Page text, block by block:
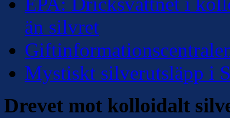
än silvret
Mystiskt silverutsläpp i
Drevet mot kolloidalt